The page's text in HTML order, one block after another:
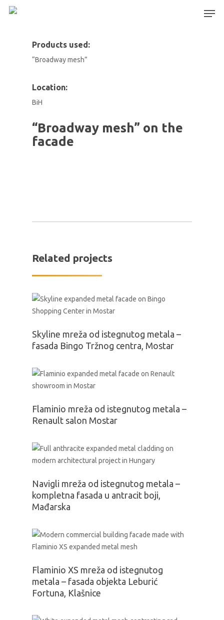
Hit enter to search or ESC to close
Products used:
“Broadway mesh”
Location:
BiH
“Broadway mesh” on the
facade
Related projects
Skyline mreža od istegnutog metala –
fasada Bingo Tržnog centra, Mostar
Flaminio mreža od istegnutog metala –
Renault salon Mostar
Navigli mreža od istegnutog metala –
kompletna fasada u antracit boji,
Mađarska
Flaminio XS mreža od istegnutog
metala – fasada objekta Leburić
Fortuna, Klašnice